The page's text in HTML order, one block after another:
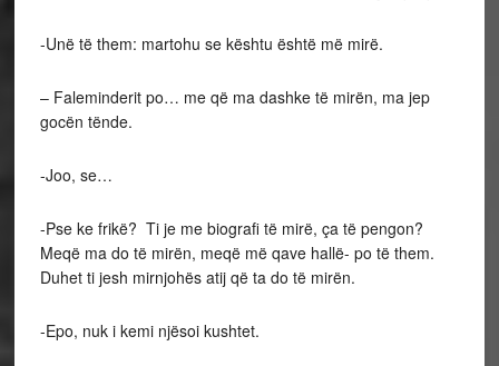
-Unë të them: martohu se kështu është më mirë.
– Faleminderit po… me që ma dashke të mirën, ma jep
gocën tënde.
-Joo, se…
-Pse ke frikë? Ti je me biografi të mirë, ça të pengon?
Meqë ma do të mirën, meqë më qave hallë- po të them.
Duhet ti jesh mirnjohës atij që ta do të mirën.
-Epo, nuk i kemi njësoi kushtet.